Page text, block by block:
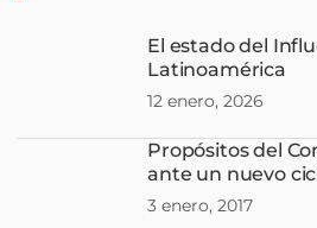
El estado del
Latinoamérica
12 enero, 2026
Propósitos del Community Manager
ante un nuevo
3 enero, 2017